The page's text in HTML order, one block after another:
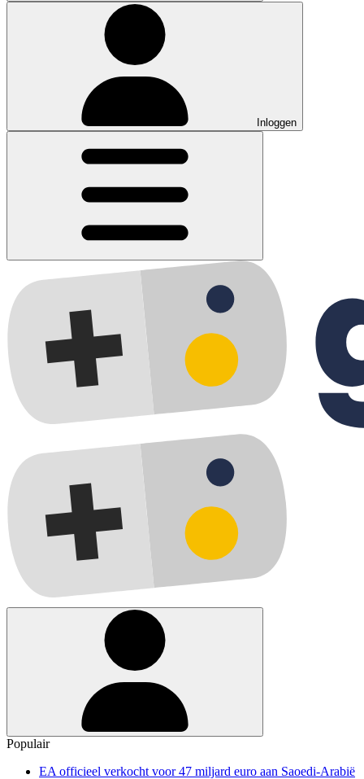
Inloggen
Populair
EA officieel verkocht voor 47 miljard euro aan Saoedi-Arabië